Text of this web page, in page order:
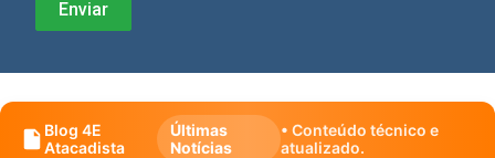
Blog 4E
Atacadista
Últimas
Notícias
• Conteúdo técnico e
atualizado.